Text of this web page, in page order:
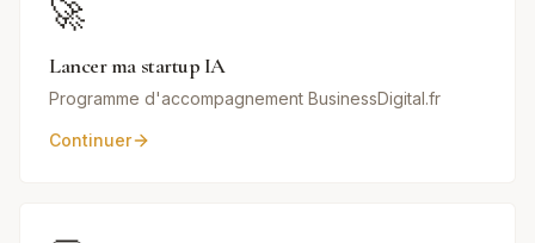
🚀
Lancer ma startup IA
Programme d'accompagnement BusinessDigital.fr
Continuer